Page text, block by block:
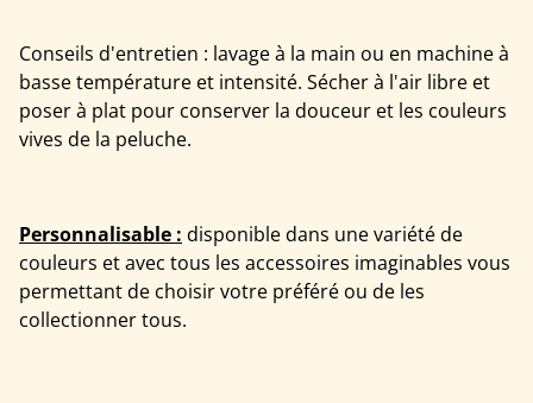
Conseils d'entretien : lavage à la main ou en machine à
basse température et intensité. Sécher à l'air libre et
poser à plat pour conserver la douceur et les couleurs
vives de la peluche.
Personnalisable : disponible dans une variété de
couleurs et avec tous les accessoires imaginables vous
permettant de choisir votre préféré ou de les
collectionner tous.